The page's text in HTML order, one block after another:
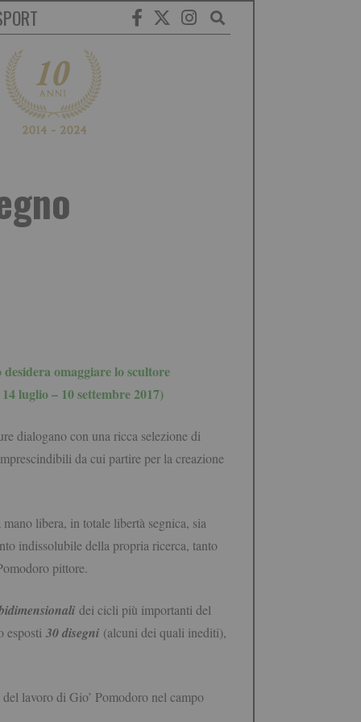
omaggiare lo scultore
luglio – 10 settembre 2017)
dialogano con una ricca selezione di
da cui partire per la creazione
libera, in totale libertà segnica, sia
indissolubile della propria ricerca, tanto
pittore.
dei cicli più importanti del
esposti 30 disegni (alcuni dei quali inediti),
lavoro di Gio’ Pomodoro nel campo